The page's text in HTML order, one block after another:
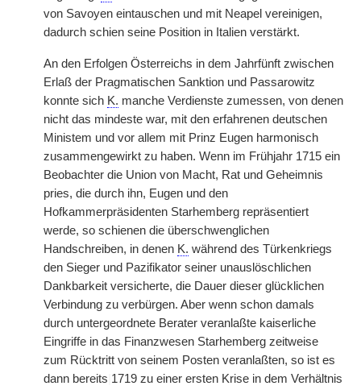
von Savoyen eintauschen und mit Neapel vereinigen,
dadurch schien seine Position in Italien verstärkt.
An den Erfolgen Österreichs in dem Jahrfünft zwischen
Erlaß der Pragmatischen Sanktion und Passarowitz
konnte sich K. manche Verdienste zumessen, von denen
nicht das mindeste war, mit den erfahrenen deutschen
Ministem und vor allem mit Prinz Eugen harmonisch
zusammengewirkt zu haben. Wenn im Frühjahr 1715 ein
Beobachter die Union von Macht, Rat und Geheimnis
pries, die durch ihn, Eugen und den
Hofkammerpräsidenten Starhemberg repräsentiert
werde, so schienen die überschwenglichen
Handschreiben, in denen K. während des Türkenkriegs
den Sieger und Pazifikator seiner unauslöschlichen
Dankbarkeit versicherte, die Dauer dieser glücklichen
Verbindung zu verbürgen. Aber wenn schon damals
durch untergeordnete Berater veranlaßte kaiserliche
Eingriffe in das Finanzwesen Starhemberg zeitweise
zum Rücktritt von seinem Posten veranlaßten, so ist es
dann bereits 1719 zu einer ersten Krise in dem Verhältnis